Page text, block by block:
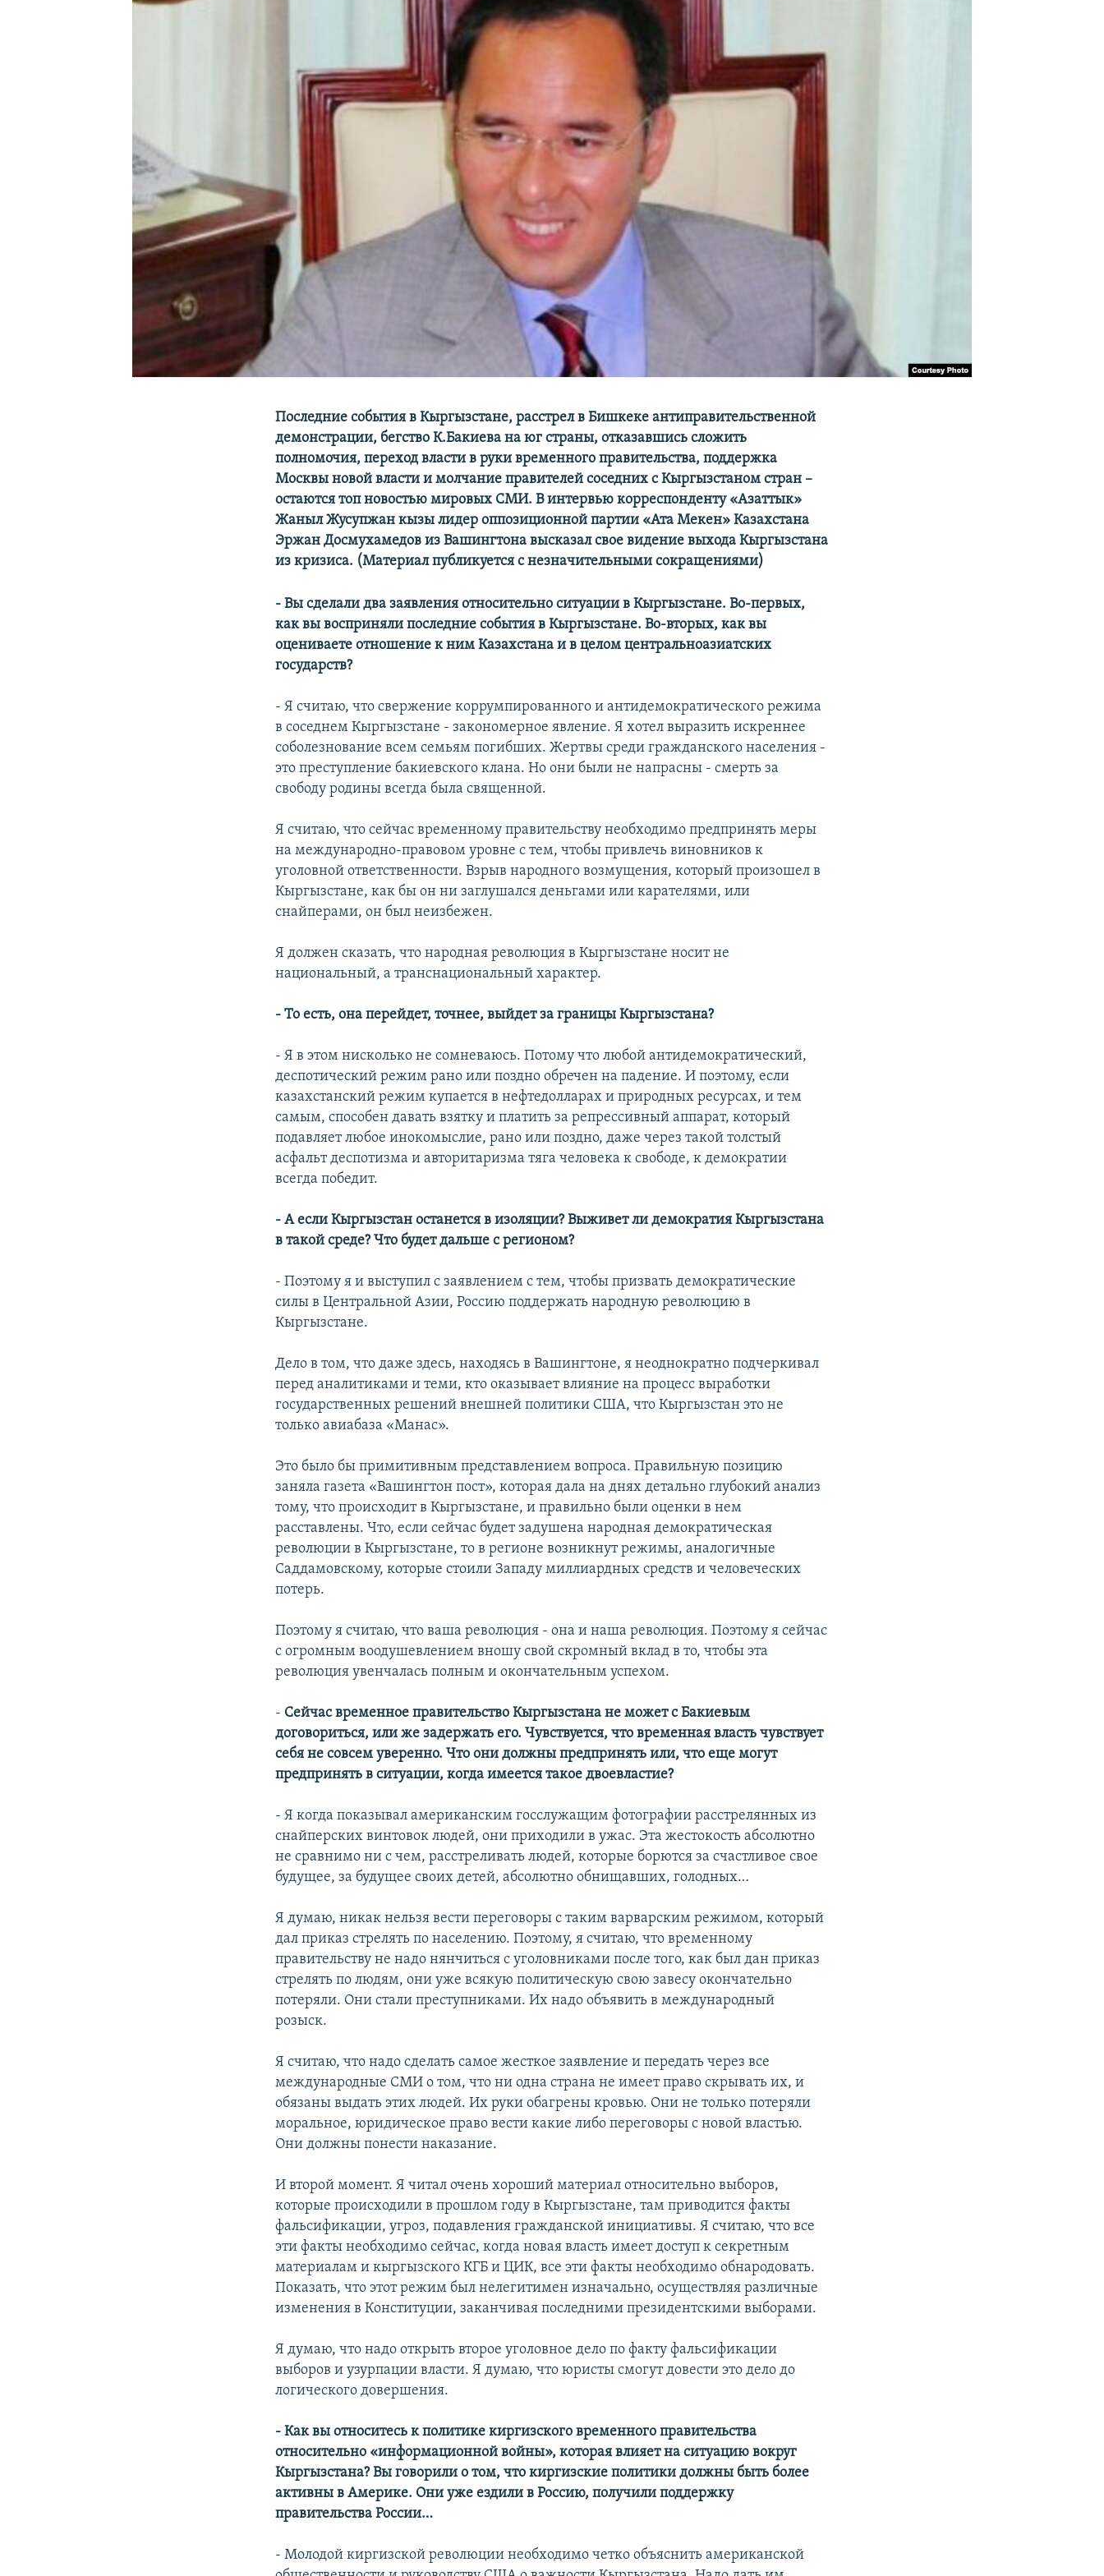
Последние события в Кыргызстане, расстрел в Бишкеке антиправительственной
демонстрации, бегство К.Бакиева на юг страны, отказавшись сложить
полномочия, переход власти в руки временного правительства, поддержка
Москвы новой власти и молчание правителей соседних с Кыргызстаном стран –
остаются топ новостью мировых СМИ. В интервью корреспонденту «Азаттык»
Жаныл Жусупжан кызы лидер оппозиционной партии «Ата Мекен» Казахстана
Эржан Досмухамедов из Вашингтона высказал свое видение выхода Кыргызстана
из кризиса. (Материал публикуется с незначительными сокращениями)
- Вы сделали два заявления относительно ситуации в Кыргызстане. Во-первых,
как вы восприняли последние события в Кыргызстане. Во-вторых, как вы
оцениваете отношение к ним Казахстана и в целом центральноазиатских
государств?
- Я считаю, что свержение коррумпированного и антидемократического режима
в соседнем Кыргызстане - закономерное явление. Я хотел выразить искреннее
соболезнование всем семьям погибших. Жертвы среди гражданского населения -
это преступление бакиевского клана. Но они были не напрасны - смерть за
свободу родины всегда была священной.
Я считаю, что сейчас временному правительству необходимо предпринять меры
на международно-правовом уровне с тем, чтобы привлечь виновников к
уголовной ответственности. Взрыв народного возмущения, который произошел в
Кыргызстане, как бы он ни заглушался деньгами или карателями, или
снайперами, он был неизбежен.
Я должен сказать, что народная революция в Кыргызстане носит не
национальный, а транснациональный характер.
- То есть, она перейдет, точнее, выйдет за границы Кыргызстана?
- Я в этом нисколько не сомневаюсь. Потому что любой антидемократический,
деспотический режим рано или поздно обречен на падение. И поэтому, если
казахстанский режим купается в нефтедолларах и природных ресурсах, и тем
самым, способен давать взятку и платить за репрессивный аппарат, который
подавляет любое инокомыслие, рано или поздно, даже через такой толстый
асфальт деспотизма и авторитаризма тяга человека к свободе, к демократии
всегда победит.
- А если Кыргызстан останется в изоляции? Выживет ли демократия Кыргызстана
в такой среде? Что будет дальше с регионом?
- Поэтому я и выступил с заявлением с тем, чтобы призвать демократические
силы в Центральной Азии, Россию поддержать народную революцию в
Кыргызстане.
Дело в том, что даже здесь, находясь в Вашингтоне, я неоднократно подчеркивал
перед аналитиками и теми, кто оказывает влияние на процесс выработки
государственных решений внешней политики США, что Кыргызстан это не
только авиабаза «Манас».
Это было бы примитивным представлением вопроса. Правильную позицию
заняла газета «Вашингтон пост», которая дала на днях детально глубокий анализ
тому, что происходит в Кыргызстане, и правильно были оценки в нем
расставлены. Что, если сейчас будет задушена народная демократическая
революции в Кыргызстане, то в регионе возникнут режимы, аналогичные
Саддамовскому, которые стоили Западу миллиардных средств и человеческих
потерь.
Поэтому я считаю, что ваша революция - она и наша революция. Поэтому я сейчас
с огромным воодушевлением вношу свой скромный вклад в то, чтобы эта
революция увенчалась полным и окончательным успехом.
- Сейчас временное правительство Кыргызстана не может с Бакиевым
договориться, или же задержать его. Чувствуется, что временная власть чувствует
себя не совсем уверенно. Что они должны предпринять или, что еще могут
предпринять в ситуации, когда имеется такое двоевластие?
- Я когда показывал американским госслужащим фотографии расстрелянных из
снайперских винтовок людей, они приходили в ужас. Эта жестокость абсолютно
не сравнимо ни с чем, расстреливать людей, которые борются за счастливое свое
будущее, за будущее своих детей, абсолютно обнищавших, голодных…
Я думаю, никак нельзя вести переговоры с таким варварским режимом, который
дал приказ стрелять по населению. Поэтому, я считаю, что временному
правительству не надо нянчиться с уголовниками после того, как был дан приказ
стрелять по людям, они уже всякую политическую свою завесу окончательно
потеряли. Они стали преступниками. Их надо объявить в международный
розыск.
Я считаю, что надо сделать самое жесткое заявление и передать через все
международные СМИ о том, что ни одна страна не имеет право скрывать их, и
обязаны выдать этих людей. Их руки обагрены кровью. Они не только потеряли
моральное, юридическое право вести какие либо переговоры с новой властью.
Они должны понести наказание.
И второй момент. Я читал очень хороший материал относительно выборов,
которые происходили в прошлом году в Кыргызстане, там приводится факты
фальсификации, угроз, подавления гражданской инициативы. Я считаю, что все
эти факты необходимо сейчас, когда новая власть имеет доступ к секретным
материалам и кыргызского КГБ и ЦИК, все эти факты необходимо обнародовать.
Показать, что этот режим был нелегитимен изначально, осуществляя различные
изменения в Конституции, заканчивая последними президентскими выборами.
Я думаю, что надо открыть второе уголовное дело по факту фальсификации
выборов и узурпации власти. Я думаю, что юристы смогут довести это дело до
логического довершения.
- Как вы относитесь к политике киргизского временного правительства
относительно «информационной войны», которая влияет на ситуацию вокруг
Кыргызстана? Вы говорили о том, что киргизские политики должны быть более
активны в Америке. Они уже ездили в Россию, получили поддержку
правительства России…
- Молодой киргизской революции необходимо четко объяснить американской